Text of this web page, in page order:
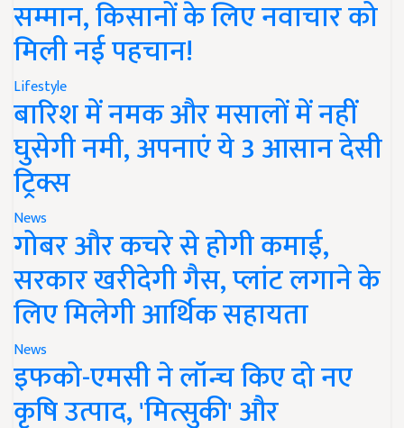
सम्मान, किसानों के लिए नवाचार को
मिली नई पहचान!
Lifestyle
बारिश में नमक और मसालों में नहीं
घुसेगी नमी, अपनाएं ये 3 आसान देसी
ट्रिक्स
News
गोबर और कचरे से होगी कमाई,
सरकार खरीदेगी गैस, प्लांट लगाने के
लिए मिलेगी आर्थिक सहायता
News
इफको-एमसी ने लॉन्च किए दो नए
कृषि उत्पाद, 'मित्सुकी' और